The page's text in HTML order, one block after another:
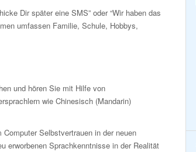
Dir später eine SMS” oder “Wir haben das
umfassen Familie, Schule, Hobbys,
und hören Sie mit Hilfe von
wie Chinesisch (Mandarin)
Selbstvertrauen in der neuen
erworbenen Sprachkenntnisse in der Realität